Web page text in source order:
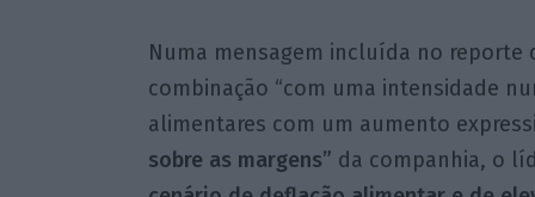
Numa mensagem incluída no
combinação “com uma intensidade
alimentares com um aumento
sobre as margens” da companhia, o